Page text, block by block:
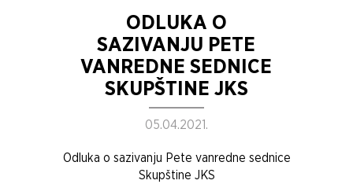
ODLUKA O
SAZIVANJU PETE
VANREDNE SEDNICE
SKUPŠTINE JKS
05.04.2021.
Odluka o sazivanju Pete vanredne sednice
Skupštine JKS